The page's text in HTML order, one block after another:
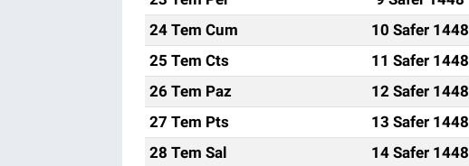
24 Tem Cum
10 Safer 1448
25 Tem Cts
11 Safer 1448
26 Tem Paz
12 Safer 1448
27 Tem Pts
13 Safer 1448
28 Tem Sal
14 Safer 1448